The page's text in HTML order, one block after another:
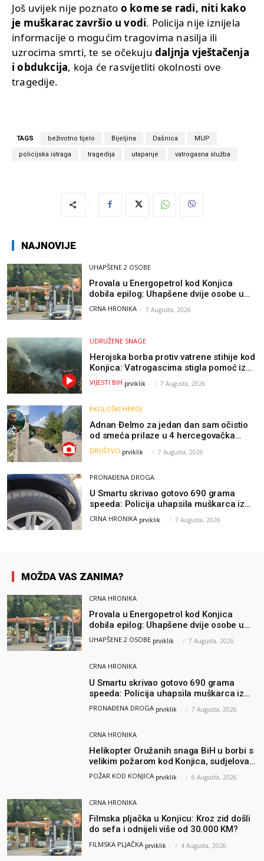
Još uvijek nije poznato o kome se radi, niti kako
je muškarac završio u vodi. Policija nije iznijela
informacije o mogućim tragovima nasilja ili
uzrocima smrti, te se očekuju daljnja vještačenja
i obdukcija, koja će rasvijetliti okolnosti ove
tragedije.
TAGS beživotno tijelo Bijeljina Dašnica MUP
policijska istraga tragedija utapanje vatrogasna služba
NAJNOVIJE
UHAPŠENE 2 OSOBE
Provala u Energopetrol kod Konjica
dobila epilog: Uhapšene dvije osobe u
Čapljini i Jablanici
CRNA HRONIKA 7 Augusta, 2026
UDRUŽENE SNAGE
Herojska borba protiv vatrene stihije kod
Konjica: Vatrogascima stigla pomoć iz
Sarajeva, helikopteri i Air Tractori
udružili snage
VIJESTI BIH prviklik - 7 Augusta, 2026
EKOLOŠKI HEROJ
Adnan Đelmo za jedan dan sam očistio
od smeća prilaze u 4 hercegovačka
grada: “Danas nisam čistio samo smeće,
čistio sam sliku o nama”
DRUŠTVO prviklik - 7 Augusta, 2026
PRONAĐENA DROGA
U Smartu skrivao gotovo 690 grama
speeda: Policija uhapsila muškarca iz
Hercegovine
CRNA HRONIKA prviklik - 7 Augusta, 2026
MOŽDA VAS ZANIMA?
CRNA HRONIKA
Provala u Energopetrol kod Konjica
dobila epilog: Uhapšene dvije osobe u
Čapljini i Jablanici
UHAPŠENE 2 OSOBE prviklik - 7 Augusta, 2026
CRNA HRONIKA
U Smartu skrivao gotovo 690 grama
speeda: Policija uhapsila muškarca iz
Hercegovine
PRONAĐENA DROGA prviklik - 7 Augusta, 2026
CRNA HRONIKA
Helikopter Oružanih snaga BiH u borbi s
velikim požarom kod Konjica, sudjelovao
i Air Tractor
POŽAR KOD KONJICA prviklik - 6 Augusta, 2026
CRNA HRONIKA
Filmska pljačka u Konjicu: Kroz zid došli
do sefa i odnijeli više od 30.000 KM?
FILMSKA PLJAČKA prviklik - 4 Augusta, 2026